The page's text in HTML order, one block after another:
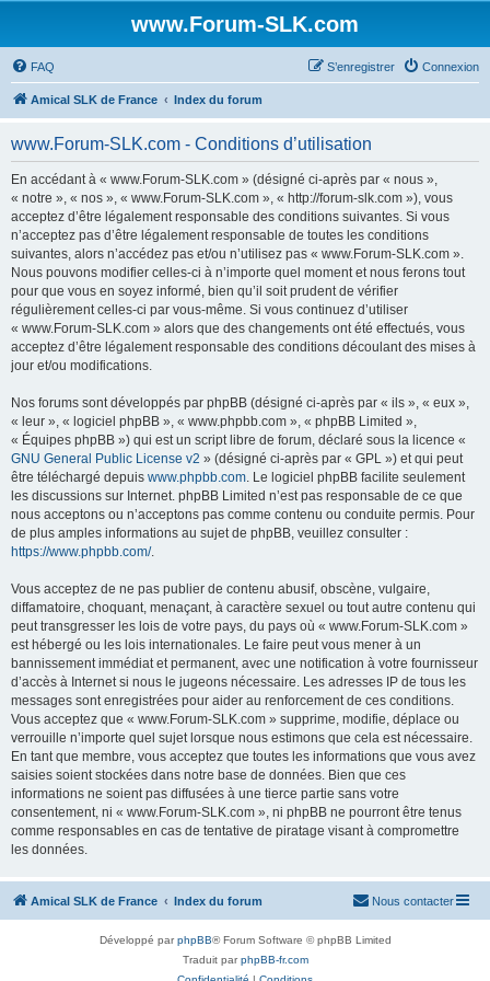
www.Forum-SLK.com
FAQ Connexion
S’enregistrer
Amical SLK de France Index du forum
www.Forum-SLK.com - Conditions d’utilisation
En accédant à « www.Forum-SLK.com » (désigné ci-après par « nous »,
« notre », « nos », « www.Forum-SLK.com », « http://forum-slk.com »), vous
acceptez d’être légalement responsable des conditions suivantes. Si vous
n’acceptez pas d’être légalement responsable de toutes les conditions
suivantes, alors n’accédez pas et/ou n’utilisez pas « www.Forum-SLK.com ».
Nous pouvons modifier celles-ci à n’importe quel moment et nous ferons tout
pour que vous en soyez informé, bien qu’il soit prudent de vérifier
régulièrement celles-ci par vous-même. Si vous continuez d’utiliser
« www.Forum-SLK.com » alors que des changements ont été effectués, vous
acceptez d’être légalement responsable des conditions découlant des mises à
jour et/ou modifications.
Nos forums sont développés par phpBB (désigné ci-après par « ils », « eux »,
« leur », « logiciel phpBB », « www.phpbb.com », « phpBB Limited »,
« Équipes phpBB ») qui est un script libre de forum, déclaré sous la licence «
GNU General Public License v2 » (désigné ci-après par « GPL ») et qui peut
être téléchargé depuis www.phpbb.com. Le logiciel phpBB facilite seulement
les discussions sur Internet. phpBB Limited n’est pas responsable de ce que
nous acceptons ou n’acceptons pas comme contenu ou conduite permis. Pour
de plus amples informations au sujet de phpBB, veuillez consulter :
https://www.phpbb.com/.
Vous acceptez de ne pas publier de contenu abusif, obscène, vulgaire,
diffamatoire, choquant, menaçant, à caractère sexuel ou tout autre contenu qui
peut transgresser les lois de votre pays, du pays où « www.Forum-SLK.com »
est hébergé ou les lois internationales. Le faire peut vous mener à un
bannissement immédiat et permanent, avec une notification à votre fournisseur
d’accès à Internet si nous le jugeons nécessaire. Les adresses IP de tous les
messages sont enregistrées pour aider au renforcement de ces conditions.
Vous acceptez que « www.Forum-SLK.com » supprime, modifie, déplace ou
verrouille n’importe quel sujet lorsque nous estimons que cela est nécessaire.
En tant que membre, vous acceptez que toutes les informations que vous avez
saisies soient stockées dans notre base de données. Bien que ces
informations ne soient pas diffusées à une tierce partie sans votre
consentement, ni « www.Forum-SLK.com », ni phpBB ne pourront être tenus
comme responsables en cas de tentative de piratage visant à compromettre
les données.
Amical SLK de France Index du forum Nous contacter
Développé parphpBB® Forum Software © phpBB Limited
Traduit parphpBB-fr.com